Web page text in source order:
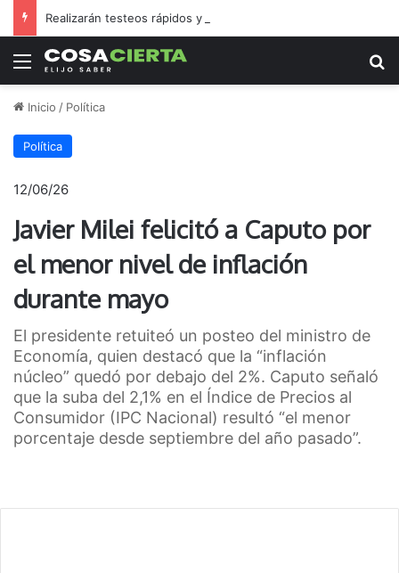
Menú
Inicio / Política
Política
12/06/26
Javier Milei felicitó a Caputo por
el menor nivel de inflación
durante mayo
El presidente retuiteó un posteo del ministro de
Economía, quien destacó que la “inflación
núcleo” quedó por debajo del 2%. Caputo señaló
que la suba del 2,1% en el Índice de Precios al
Consumidor (IPC Nacional) resultó “el menor
porcentaje desde septiembre del año pasado”.